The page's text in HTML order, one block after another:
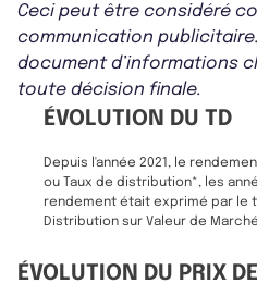
Ceci peut être considéré
communication
document d’informations
toute décision finale.
ÉVOLUTION DU TD
Depuis l'année 2021, le
ou Taux de distribution*, les
rendement était exprimé par le
Distribution sur Valeur de
ÉVOLUTION DU PRIX